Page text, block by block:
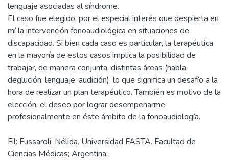
lenguaje asociadas al síndrome.
El caso fue elegido, por el especial interés que despierta en
mí la intervención fonoaudiológica en situaciones de
discapacidad. Si bien cada caso es particular, la terapéutica
en la mayoría de estos casos implica la posibilidad de
trabajar, de manera conjunta, distintas áreas (habla,
deglución, lenguaje, audición), lo que significa un desafío a la
hora de realizar un plan terapéutico. También es motivo de la
elección, el deseo por lograr desempeñarme
Fil: Fussaroli, Nélida. Universidad FASTA. Facultad de
Ciencias Médicas; Argentina.